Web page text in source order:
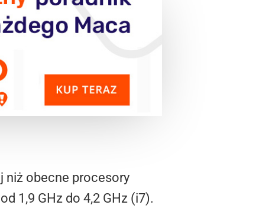
niż obecne procesory
1,9 GHz do 4,2 GHz (i7).